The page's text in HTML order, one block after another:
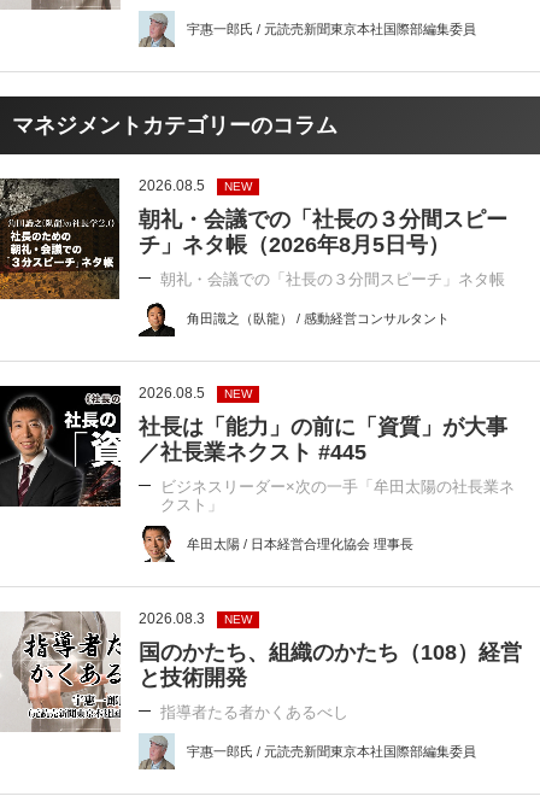
宇惠一郎氏 / 元読売新聞東京本社国際部編集委員
マネジメントカテゴリーのコラム
2026.08.5 NEW
朝礼・会議での「社長の３分間スピー
チ」ネタ帳（2026年8月5日号）
朝礼・会議での「社長の３分間スピーチ」ネタ帳
角田識之（臥龍） / 感動経営コンサルタント
2026.08.5 NEW
社長は「能力」の前に「資質」が大事
／社長業ネクスト #445
ビジネスリーダー×次の一手「牟田太陽の社長業ネ
クスト」
牟田太陽 / 日本経営合理化協会 理事長
2026.08.3 NEW
国のかたち、組織のかたち（108）経営
と技術開発
指導者たる者かくあるべし
宇惠一郎氏 / 元読売新聞東京本社国際部編集委員